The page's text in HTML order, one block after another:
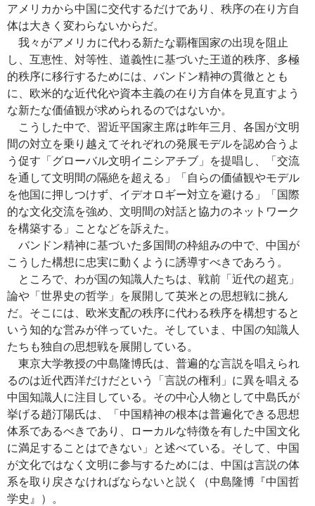
アメリカから中国に交代するだけであり、秩序の在り方自
体は大きく変わらないからだ。
我々がアメリカに代わる新たな覇権国家の出現を阻止
し、互恵性、対等性、道義性に基づいた王道的秩序、多極
的秩序に移行するためには、バンドン精神の貫徹ととも
に、欧米的な近代化や資本主義の在り方自体を見直すよう
な新たな価値観が求められるのではないか。
こうした中で、習近平国家主席は昨年三月、各国が文明
間の対立を乗り越えてそれぞれの発展モデルを認め合うよ
う促す「グローバル文明イニシアチブ」を提唱し、「交流
を通して文明間の隔絶を超える」「自らの価値観やモデル
を他国に押しつけず、イデオロギー対立を避ける」「国際
的な文化交流を強め、文明間の対話と協力のネットワーク
を構築する」ことなどを訴えた。
バンドン精神に基づいた多国間の枠組みの中で、中国が
こうした構想に忠実に動くように誘導すべきであろう。
ところで、わが国の知識人たちは、戦前「近代の超克」
論や「世界史の哲学」を展開して英米との思想戦に挑ん
だ。そこには、欧米支配の秩序に代わる秩序を構想すると
いう知的な営みが伴っていた。そしていま、中国の知識人
たちも独自の思想戦を展開している。
東京大学教授の中島隆博氏は、普遍的な言説を唱えられ
るのは近代西洋だけだという「言説の権利」に異を唱える
中国知識人に注目している。その中心人物として中島氏が
挙げる趙汀陽氏は、「中国精神の根本は普遍化できる思想
体系であるべきであり、ローカルな特徴を有した中国文化
に満足することはできない」と述べている。そして、中国
が文化ではなく文明に参与するためには、中国は言説の体
系を取り戻さなければならないと説く（中島隆博『中国哲
学史』）。